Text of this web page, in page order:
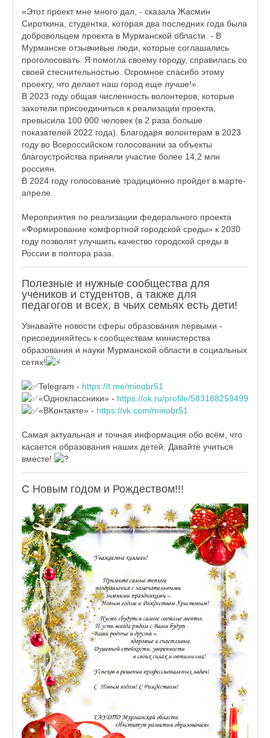
«Этот проект мне много дал, - сказала Жасмин
Сироткина, студентка, которая два последних года была
добровольцем проекта в Мурманской области. - В
Мурманске отзывчивые люди, которые соглашались
проголосовать. Я помогла своему городу, справилась со
своей стеснительностью. Огромное спасибо этому
проекту, что делает наш город еще лучше!».
В 2023 году общая численность волонтеров, которые
захотели присоединиться к реализации проекта,
превысила 100 000 человек (в 2 раза больше
показателей 2022 года). Благодаря волонтерам в 2023
году во Всероссийском голосовании за объекты
благоустройства приняли участие более 14,2 млн
россиян.
В 2024 году голосование традиционно пройдет в марте-
апреле.
Мероприятия по реализации федерального проекта
«Формирование комфортной городской среды» к 2030
году позволят улучшить качество городской среды в
России в полтора раза.
Полезные и нужные сообщества для
учеников и студентов, а также для
педагогов и всех, в чьих семьях есть дети!
Узнавайте новости сферы образования первыми -
присоединяйтесь к сообществам министерства
образования и науки Мурманской области в социальных
сетях!
Telegram - https://t.me/minobr51
«Одноклассники» - https://ok.ru/profile/583188259499
«ВКонтакте» - https://vk.com/minobr51
Самая актуальная и точная информация обо всём, что
касается образования наших детей. Давайте учиться
вместе!
С Новым годом и Рождеством!!!